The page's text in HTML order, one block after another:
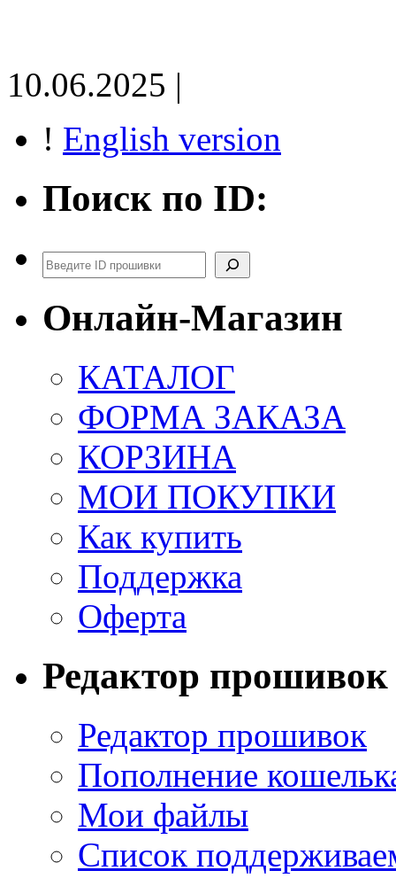
10.06.2025 |
! English version
Поиск по ID:
Поиск
Онлайн-Магазин
КАТАЛОГ
ФОРМА ЗАКАЗА
КОРЗИНА
МОИ ПОКУПКИ
Как купить
Поддержка
Оферта
Редактор прошивок
Редактор прошивок
Пополнение
Мои файлы
Список